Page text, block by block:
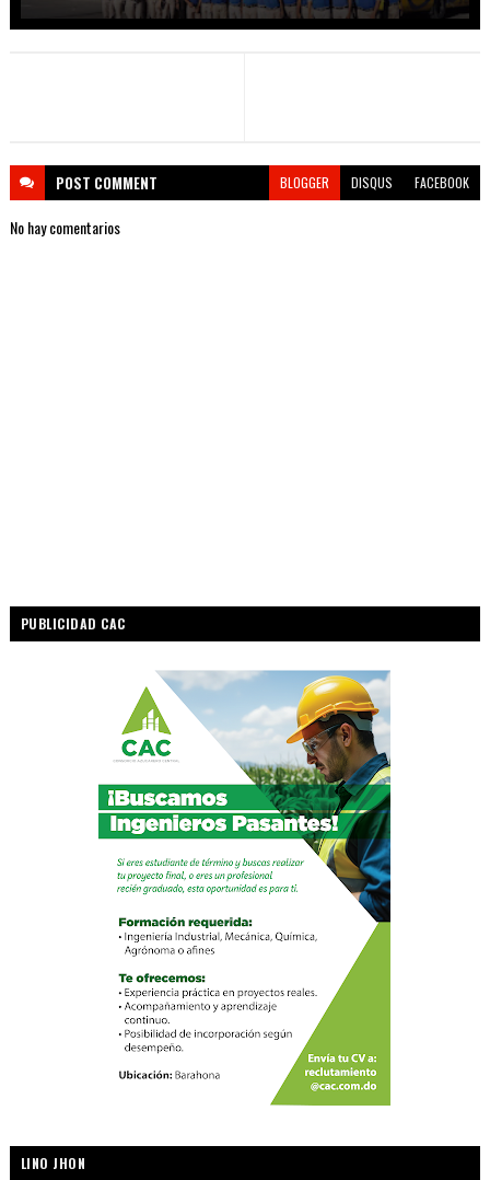
POST COMMENT BLOGGER DISQUS FACEBOOK
No hay comentarios
PUBLICIDAD CAC
LINO JHON